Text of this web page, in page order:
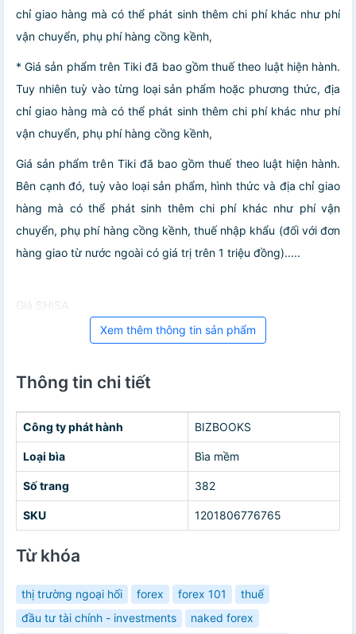
chỉ giao hàng mà có thể phát sinh thêm chi phí khác như phí
vận chuyển, phụ phí hàng cồng kềnh,
* Giá sản phẩm trên Tiki đã bao gồm thuế theo luật hiện hành.
Tuy nhiên tuỳ vào từng loại sản phẩm hoặc phương thức, địa
chỉ giao hàng mà có thể phát sinh thêm chi phí khác như phí
vận chuyển, phụ phí hàng cồng kềnh,
Giá sản phẩm trên Tiki đã bao gồm thuế theo luật hiện hành.
Bên cạnh đó, tuỳ vào loại sản phẩm, hình thức và địa chỉ giao
hàng mà có thể phát sinh thêm chi phí khác như phí vận
chuyển, phụ phí hàng cồng kềnh, thuế nhập khẩu (đối với đơn
hàng giao từ nước ngoài có giá trị trên 1 triệu đồng).....
Giá SHISA
Xem thêm thông tin sản phẩm
Thông tin chi tiết
Công ty phát hành BIZBOOKS
Loại bìa Bìa mềm
Số trang 382
SKU 1201806776765
Từ khóa
thị trường ngoại hối forex forex 101
thuế
đầu tư tài chính - investments
naked forex